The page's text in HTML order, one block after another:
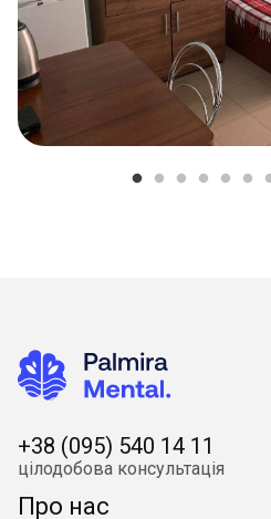
+38 (095) 540 14 11
цілодобова консультація
Про нас